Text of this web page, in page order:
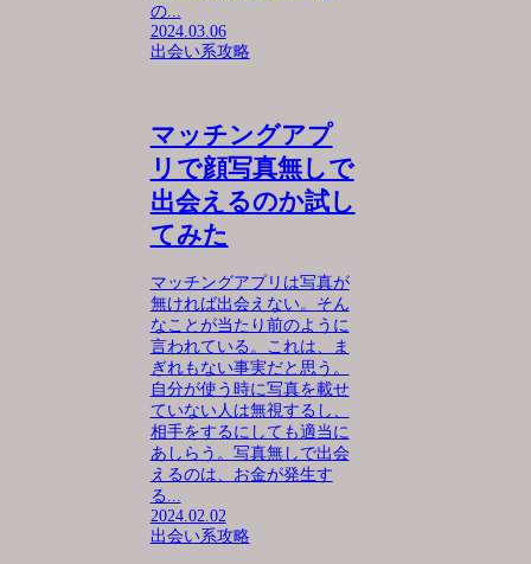
の...
2024.03.06
出会い系攻略
マッチングアプ
リで顔写真無しで
出会えるのか試し
てみた
マッチングアプリは写真が
無ければ出会えない。そん
なことが当たり前のように
言われている。これは、ま
ぎれもない事実だと思う。
自分が使う時に写真を載せ
ていない人は無視するし、
相手をするにしても適当に
あしらう。写真無しで出会
えるのは、お金が発生す
る...
2024.02.02
出会い系攻略